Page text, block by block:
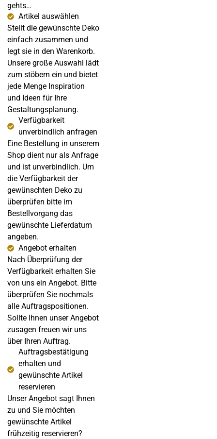
gehts…
Artikel auswählen
Stellt die gewünschte Deko
einfach zusammen und
legt sie in den Warenkorb.
Unsere große Auswahl lädt
zum stöbern ein und bietet
jede Menge Inspiration
und Ideen für Ihre
Gestaltungsplanung.
Verfügbarkeit
unverbindlich anfragen
Eine Bestellung in unserem
Shop dient nur als Anfrage
und ist unverbindlich. Um
die Verfügbarkeit der
gewünschten Deko zu
überprüfen bitte im
Bestellvorgang das
gewünschte Lieferdatum
angeben.
Angebot erhalten
Nach Überprüfung der
Verfügbarkeit erhalten Sie
von uns ein Angebot. Bitte
überprüfen Sie nochmals
alle Auftragspositionen.
Sollte Ihnen unser Angebot
zusagen freuen wir uns
über Ihren Auftrag.
Auftragsbestätigung
erhalten und
gewünschte Artikel
reservieren
Unser Angebot sagt Ihnen
zu und Sie möchten
gewünschte Artikel
frühzeitig reservieren?